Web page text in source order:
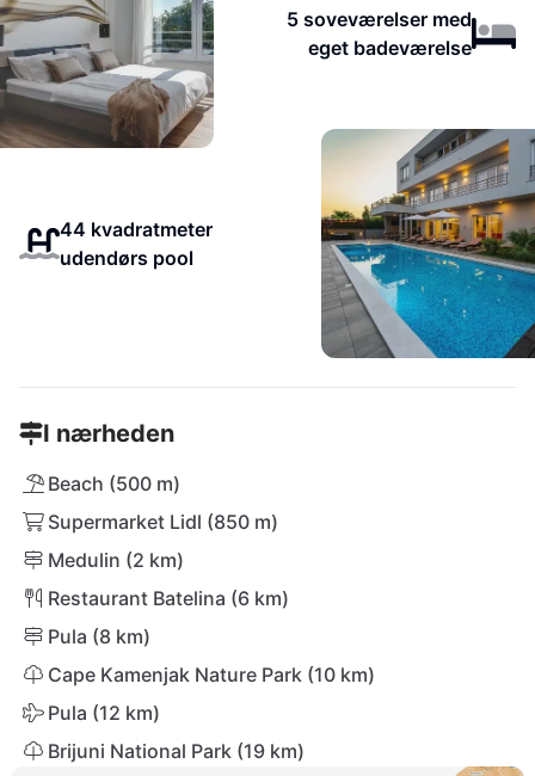
5 soveværelser med
eget badeværelse
44 kvadratmeter
udendørs pool
I nærheden
Beach (500 m)
Supermarket Lidl (850 m)
Medulin (2 km)
Restaurant Batelina (6 km)
Pula (8 km)
Cape Kamenjak Nature Park (10 km)
Pula (12 km)
Brijuni National Park (19 km)